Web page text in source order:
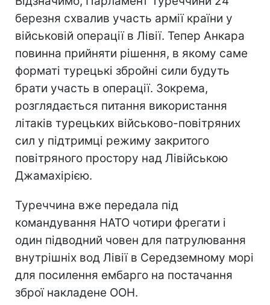
березня схвалив участь армії країни у
військовій операції в Лівії. Тепер Анкара
повинна прийняти рішення, в якому саме
форматі турецькі збройні сили будуть
брати участь в операції. Зокрема,
розглядається питання використання
літаків турецьких військово-повітряних
сил у підтримці режиму закритого
повітряного простору над Лівійською
Джамахірією.
Туреччина вже передала під
командування НАТО чотири фрегати і
один підводний човен для патрулювання
внутрішніх вод Лівії в Середземному морі
для посилення ембарго на постачання
зброї накладене ООН.